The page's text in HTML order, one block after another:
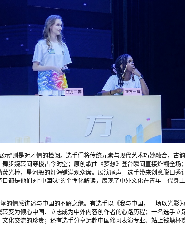
示”则是对才情的检阅。选手们将传统元素与现代艺术巧妙融合，古
步婉转间穿梭古今时空；原创歌曲《梦想》登台瞬间直接炸翻全场
光棒，星河般的灯海铺满观众席。展演尾声，选手带来创意脱口秀
都是他们对“中国味”的个性化解读，展现了中外文化在青年一代身
的情感讲述与中国的不解之缘。有选手以《我与中国，一场以光影
变为倾心中国、立志成为中外内容创作者的心路历程；一名选手立
化交流的珍贵；还有选手分享远赴中国修习表演专业、站上钱塘杯